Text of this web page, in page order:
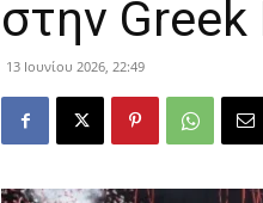
στην
13 Ιουνίου 2026, 22:49